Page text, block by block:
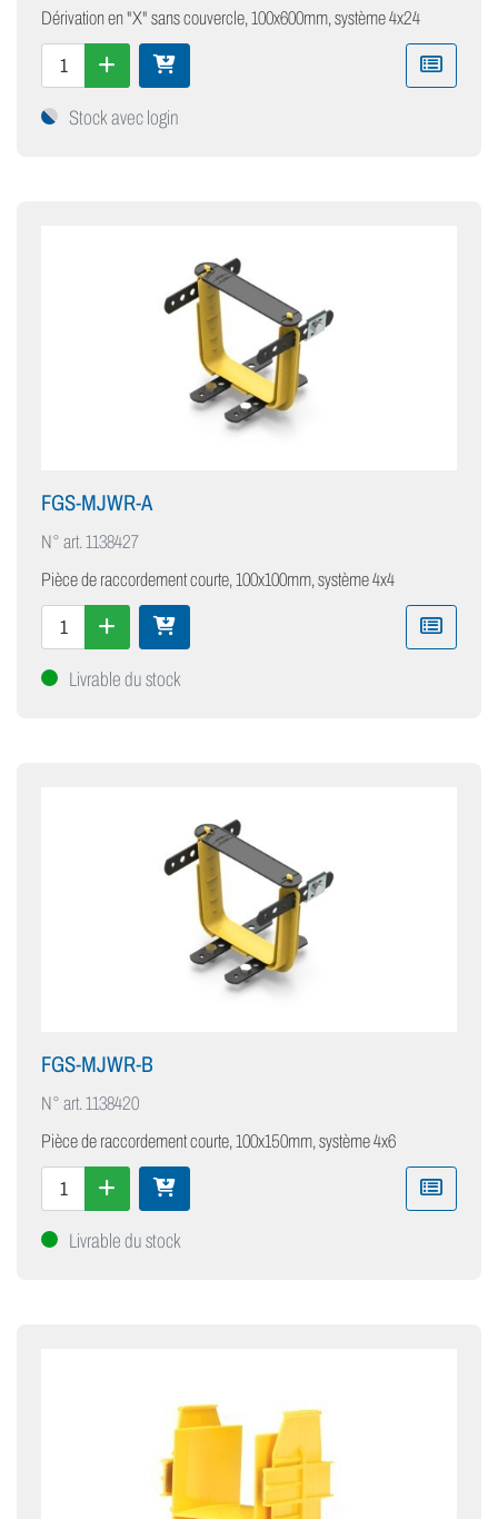
Dérivation en "X" sans couvercle, 100x600mm, système 4x24
Stock avec login
FGS-MJWR-A
N° art.1138427
Pièce de raccordement courte, 100x100mm, système 4x4
Livrable du stock
FGS-MJWR-B
N° art.1138420
Pièce de raccordement courte, 100x150mm, système 4x6
Livrable du stock